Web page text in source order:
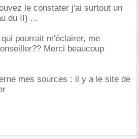
le constater j'ai surtout un
du II) ...
pourrait m'éclairer, me
Merci beaucoup
mes sources : il y a le site de